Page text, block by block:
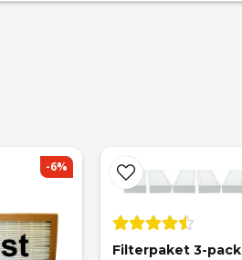
-6%
Filterpaket 3-pack